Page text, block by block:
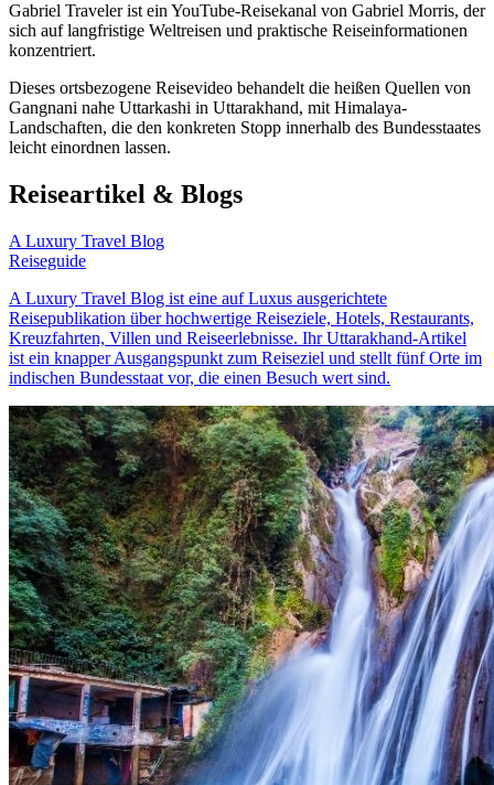
Gabriel Traveler ist ein YouTube-Reisekanal von Gabriel Morris, der
sich auf langfristige Weltreisen und praktische Reiseinformationen
konzentriert.
Dieses ortsbezogene Reisevideo behandelt die heißen Quellen von
Gangnani nahe Uttarkashi in Uttarakhand, mit Himalaya-
Landschaften, die den konkreten Stopp innerhalb des Bundesstaates
leicht einordnen lassen.
Reiseartikel & Blogs
A Luxury Travel Blog
Reiseguide
A Luxury Travel Blog ist eine auf Luxus ausgerichtete
Reisepublikation über hochwertige Reiseziele, Hotels, Restaurants,
Kreuzfahrten, Villen und Reiseerlebnisse. Ihr Uttarakhand-Artikel
ist ein knapper Ausgangspunkt zum Reiseziel und stellt fünf Orte im
indischen Bundesstaat vor, die einen Besuch wert sind.